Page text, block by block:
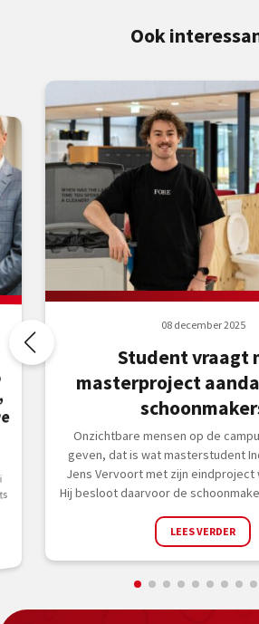
Ook
08 december 2025
Student vraagt
masterproject
Onzichtbare mensen op de
geven, dat is wat masterstudent
Jens Vervoort met zijn eindproject
Hij besloot daarvoor de
LEES VERDER